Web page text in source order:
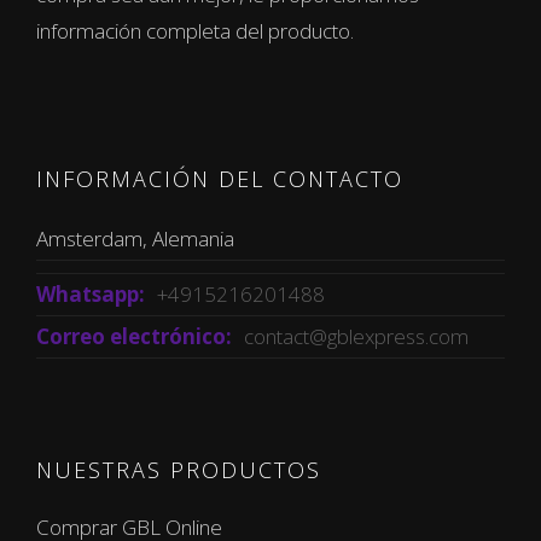
información completa del producto.
INFORMACIÓN DEL CONTACTO
Amsterdam, Alemania
Whatsapp: +4915216201488
Correo electrónico: contact@gblexpress.com
NUESTRAS PRODUCTOS
Comprar GBL Online